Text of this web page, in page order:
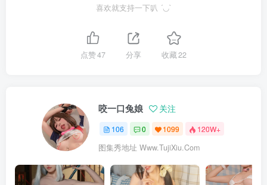
喜欢就支持一下叭 ´◡`
点赞47 分享 收藏22
咬一口兔娘 关注
106 0 1099 120W+
图集秀地址 Www.TujiXiu.Com